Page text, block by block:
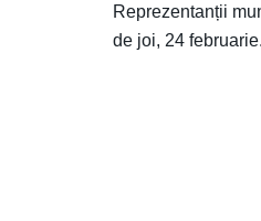
Reprezentanții
de joi, 24